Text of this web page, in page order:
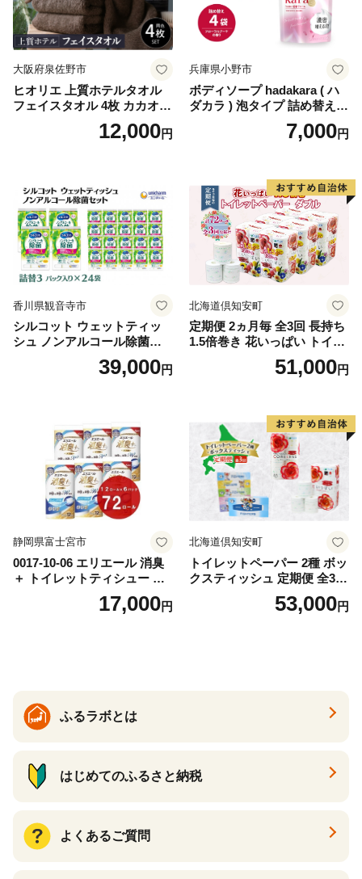
イレットペーパー [BDBH002
-1]
大阪府泉佐野市
ヒオリエ 上質ホテルタオル
フェイスタオル 4枚 カカオ
【タオル 泉州タオル 吸水 普
段使い 無地 シンプル 日用品
12,000円
兵庫県小野市
ボディソープ hadakara ( ハ
ダカラ ) 泡タイプ 詰め替え 4
40ml×4袋 ボディーソープ 泡
ボディソープ 泡 日用品 消耗
泡石鹸 石鹸 兵庫 兵庫県 小野
7,000円
香川県観音寺市
シルコット ウェットティッ
シュ ノンアルコール除菌詰
替（43枚×3P）×24袋 日用品
おもちゃ 拭き取り 手拭き 外
39,000円
北海道倶知安町
定期便 2ヵ月毎 全3回 長持ち
1.5倍巻き 花いっぱい トイレ
ットペーパー ダブル 45ｍ 計
72ロール 全18種 花柄 プリン
ー 消耗品 備蓄 送料無料 北海
道 倶知安町 日用品
51,000円
静岡県富士宮市
0017-10-06 エリエール 消臭
＋ トイレットティシュー し
っかり香るフレッシュクリア
の香り ダブル 12ロール×6パ
17,000円
北海道倶知安町
トイレットペーパー 2種 ボッ
クスティッシュ 定期便 全3
回 日本製 まとめ買い 防災
常備品 日用雑貨 消耗品 生活
53,000円
ふるラボとは
はじめてのふるさと納税
よくあるご質問